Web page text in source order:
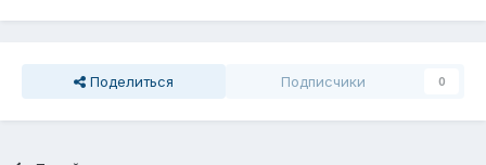
Поделиться Подписчики 0